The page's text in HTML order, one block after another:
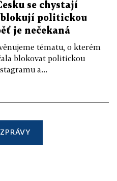
se chystají
blokují politickou
je nečekaná
tématu, o kterém
blokovat politickou
a...